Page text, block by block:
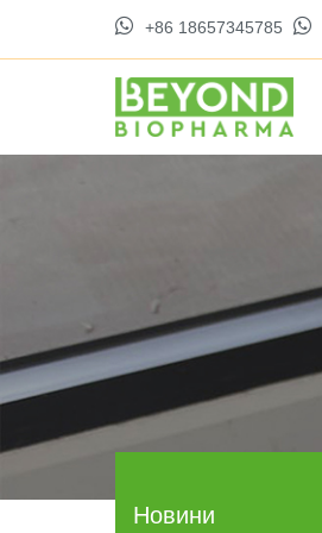
+86 18657345785
Новини